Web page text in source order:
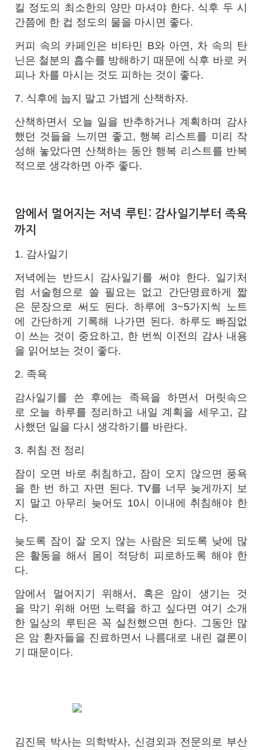
킬 정도의 최소한의 양만 마셔야 한다. 식후 두 시
간쯤에 한 컵 정도의 물을 마시면 좋다.
커피 속의 카페인은 비타민 B와 아연, 차 속의 탄
닌은 철분의 흡수를 방해하기 때문에 식후 바로 커
피나 차를 마시는 것도 피하는 것이 좋다.
7. 식후에 눕지 말고 가볍게 산책하자.
산책하면서 오늘 일을 반추하거나 계획하며 감사
했던 것들을 느끼면 좋고, 행복 리스트를 미리 작
성해 놓았다면 산책하는 동안 행복 리스트를 반복
적으로 생각하면 아주 좋다.
암에서 멀어지는 저녁 루틴: 감사일기부터 족욕
까지
1. 감사일기
저녁에는 반드시 감사일기를 써야 한다. 일기처
럼 서술형으로 쓸 필요는 없고 간단명료하게 짧
은 문장으로 써도 된다. 하루에 3~5가지씩 노트
에 간단하게 기록해 나가면 된다. 하루도 빠짐없
이 쓰는 것이 중요하고, 한 번씩 이전의 감사 내용
을 읽어보는 것이 좋다.
2. 족욕
감사일기를 쓴 후에는 족욕을 하면서 머릿속으
로 오늘 하루를 정리하고 내일 계획을 세우고, 감
사했던 일을 다시 생각하기를 바란다.
3. 취침 전 정리
잠이 오면 바로 취침하고, 잠이 오지 않으면 풍욕
을 한 번 하고 자면 된다. TV를 너무 늦게까지 보
지 말고 아무리 늦어도 10시 이내에 취침해야 한
다.
늦도록 잠이 잘 오지 않는 사람은 되도록 낮에 많
은 활동을 해서 몸이 적당히 피로하도록 해야 한
다.
암에서 멀어지기 위해서, 혹은 암이 생기는 것
을 막기 위해 어떤 노력을 하고 싶다면 여기 소개
한 일상의 루틴은 꼭 실천했으면 한다. 그동안 많
은 암 환자들을 진료하면서 나름대로 내린 결론이
기 때문이다.
김진목 박사는 의학박사, 신경외과 전문의로 부산